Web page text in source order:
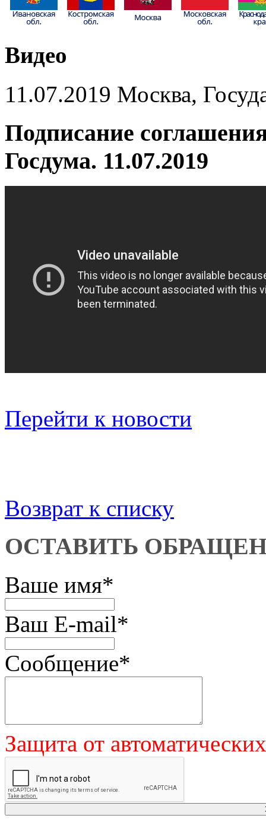
Видео
11.07.2019 Москва,
Подписание
Госдума. 11.07.2019
Перейти к новости
Возврат к списку
ОСТАВИТЬ
Ваше имя*
Ваш E-mail*
Сообщение*
Защита от